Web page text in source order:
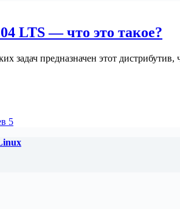
LTS — что это такое?
задач предназначен этот дистрибутив,
5